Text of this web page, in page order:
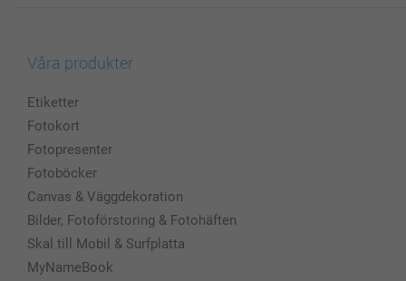
Våra produkter
Etiketter
Fotokort
Fotopresenter
Fotoböcker
Canvas & Väggdekoration
Bilder, Fotoförstoring & Fotohäften
Skal till Mobil & Surfplatta
MyNameBook